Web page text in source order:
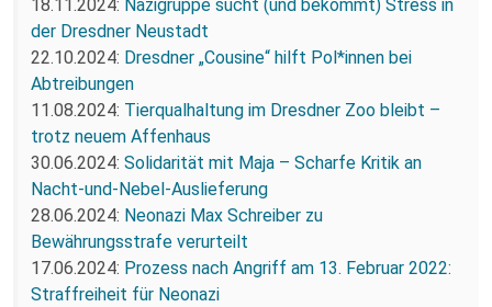
18.11.2024: Nazigruppe sucht (und bekommt) Stress in
der Dresdner Neustadt
22.10.2024: Dresdner „Cousine“ hilft Pol*innen bei
Abtreibungen
11.08.2024: Tierqualhaltung im Dresdner Zoo bleibt –
trotz neuem Affenhaus
30.06.2024: Solidarität mit Maja – Scharfe Kritik an
Nacht-und-Nebel-Auslieferung
28.06.2024: Neonazi Max Schreiber zu
Bewährungsstrafe verurteilt
17.06.2024: Prozess nach Angriff am 13. Februar 2022:
Straffreiheit für Neonazi